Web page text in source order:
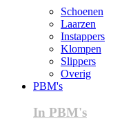
Schoenen
Laarzen
Instappers
Klompen
Slippers
Overig
PBM's
In PBM's